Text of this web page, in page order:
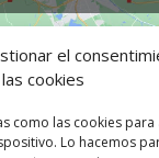
el
cookies
como las cookies
Lo hacemos